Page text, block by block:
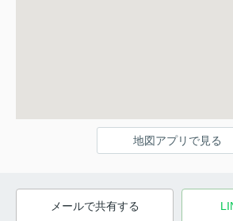
地図アプリで見る
メールで共有する